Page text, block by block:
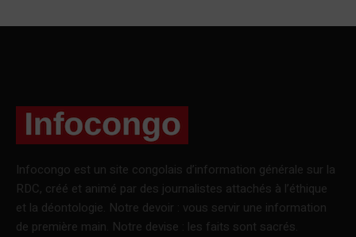
Infocongo est un site congolais d’information générale sur la
RDC, créé et animé par des journalistes attachés à l’éthique
et la déontologie. Notre devoir : vous servir une information
de première main. Notre devise : les faits sont sacrés.